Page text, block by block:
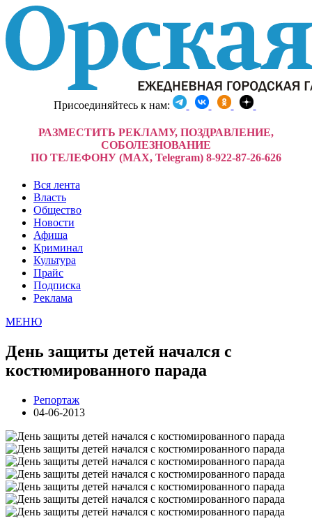
Присоединяйтесь к нам:
РАЗМЕСТИТЬ РЕКЛАМУ, ПОЗДРАВЛЕНИЕ,
СОБОЛЕЗНОВАНИЕ
ПО ТЕЛЕФОНУ (MAX, Telegram) 8-922-87-26-626
Вся лента
Власть
Общество
Новости
Афиша
Криминал
Культура
Прайс
Подписка
Реклама
МЕНЮ
День защиты детей начался с
костюмированного парада
Репортаж
04-06-2013